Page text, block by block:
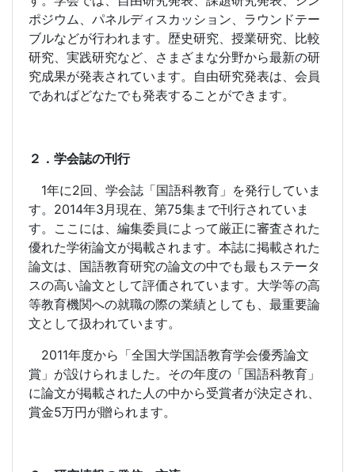
ポジウム、パネルディスカッション、ラウンドテー
ブルなどが行われます。歴史研究、授業研究、比較
研究、実践研究など、さまざまな分野から最新の研
究成果が発表されています。自由研究発表は、会員
であればどなたでも発表することができます。
２．学会誌の刊行
1年に2回、学会誌「国語科教育」を発行していま
す。 2014年3月現在、第75集まで刊行されていま
す。ここには、編集委員によって厳正に審査された
優れた学術論文が掲載されます。本誌に掲載された
論文は、国語教育研究の論文の中でも最もステータ
スの高い論文として評価されています。大学等の高
等教育機関への就職の際の業績としても、最重要論
文として扱われています。
2011年度から「全国大学国語教育学会優秀論文
賞」が設けられました。その年度の「国語科教育」
に論文が掲載された人の中から受賞者が決定され、
賞金5万円が贈られます。